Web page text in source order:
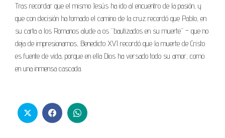
Tras recordar que el mismo Jesús ha ido al encuentro de la pasión, y
que con decisión ha tomado el camino de la cruz recordó que Pablo, en
su carta a los Romanos alude a os “bautizados en su muerte” – que no
deja de impresionarnos, Benedicto XVI recordó que la muerte de Cristo
es fuente de vida, porque en ella Dios ha versado todo su amor, como
en una inmensa cascada.